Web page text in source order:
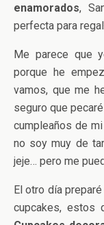
enamorados,
perfecta para
Me parece que
porque he
vamos, que me
seguro que
cumpleaños de
no soy muy de
jeje… pero me
El otro día
cupcakes, estos